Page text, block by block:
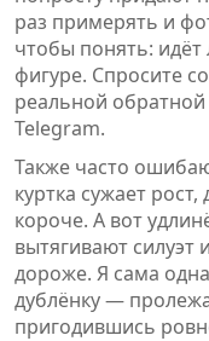
раз примерять и
чтобы понять:
фигуре. Спросите
реальной
Telegram.
Также часто
куртка сужает
короче. А вот
вытягивают силуэт
дороже. Я сама
дублёнку —
пригодившись